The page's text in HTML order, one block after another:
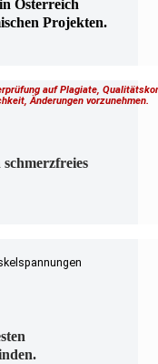
Österreich
Projekten.
auf Plagiate,
Änderungen vorzunehmen.